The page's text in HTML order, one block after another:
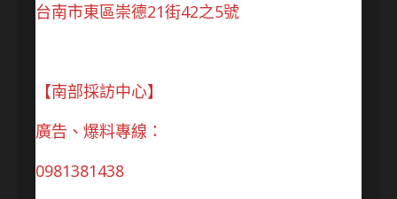
台南市東區崇德21街42之5號
【南部採訪中心】
廣告、爆料專線：
0981381438